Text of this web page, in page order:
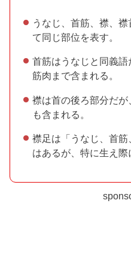
うなじ、首筋、襟、
て同じ部位を表す。
首筋はうなじと同義
筋肉まで含まれる。
襟は首の後ろ部分だ
も含まれる。
襟足は「うなじ、首
はあるが、特に生え際